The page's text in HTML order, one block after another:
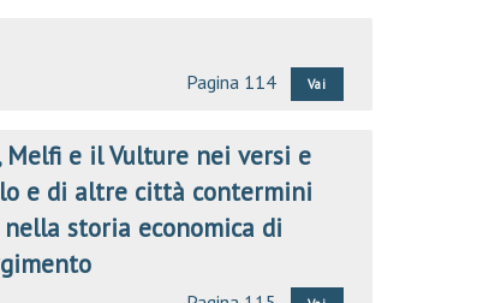
Pagina 114 Vai
Melfi e il Vulture nei versi e
e di altre città contermini
nella storia economica di